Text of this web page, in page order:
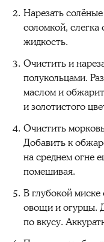
Нарезать
соломкой,
жидкость.
Очистить и
полукольцами.
маслом и
и золотистого
Очистить
Добавить к
на среднем огне
помешивая.
В глубокой
овощи и огурцы.
по вкусу.